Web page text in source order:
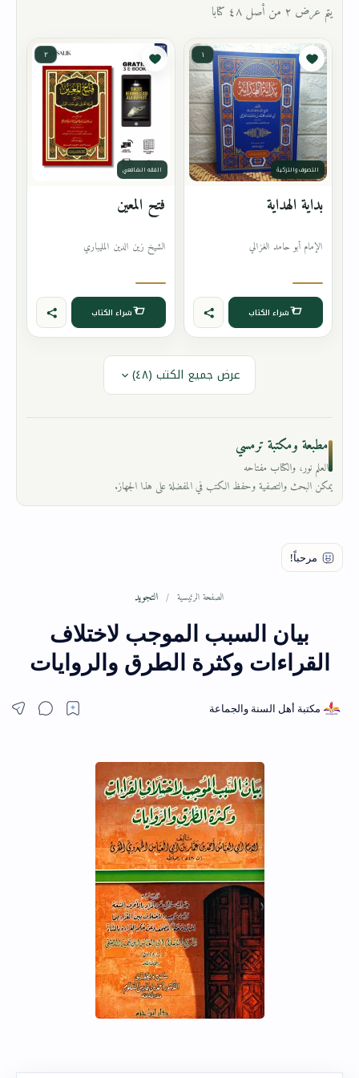
يتم عرض ٢ من أصل ٤٨ كتابا
١
التصوف والتزكية
بداية الهداية
الإمام أبو حامد الغزالي
شراء الكتاب
٢
الفقه الشافعي
فتح المعين
الشيخ زين الدين المليباري
شراء الكتاب
عرض جميع الكتب (٤٨)
مطبعة ومكتبة ترمسي
العلم نور، والكتاب مفتاحه
يمكن البحث والتصفية وحفظ الكتب في المفضلة على هذا الجهاز.
الصفحة الرئيسية التجويد
بيان السبب الموجب لاختلاف
القراءات وكثرة الطرق والروايات